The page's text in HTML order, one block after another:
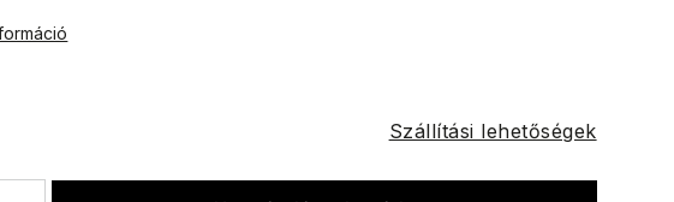
Szállítási lehetőségek